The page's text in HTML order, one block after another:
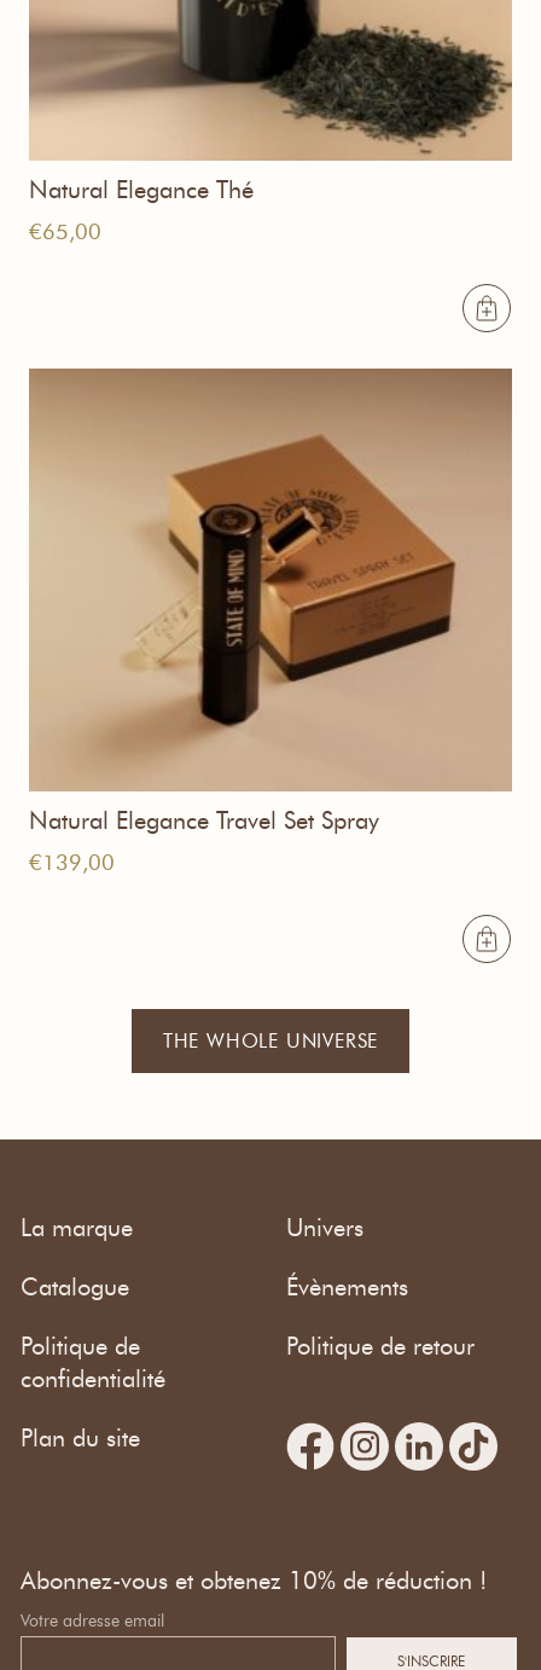
Natural Elegance Thé
€65,00
Natural Elegance Travel Set Spray
€139,00
THE WHOLE UNIVERSE
La marque Univers
Catalogue Évènements
Politique de
confidentialité
Politique de retour
Plan du site
Abonnez-vous et obtenez 10% de réduction !
Votre adresse email